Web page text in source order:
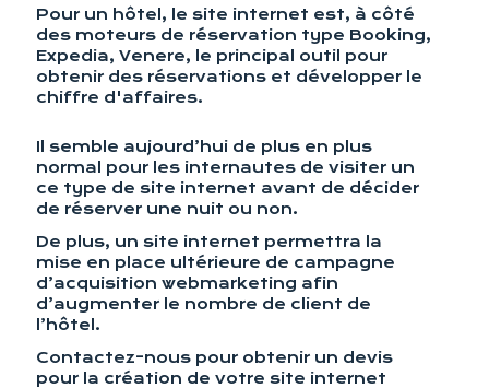
Pour un hôtel, le site internet est, à côté
des moteurs de réservation type Booking,
Expedia, Venere, le principal outil pour
obtenir des réservations et développer le
chiffre d'affaires.
Il semble aujourd’hui de plus en plus
normal pour les internautes de visiter un
ce type de site internet avant de décider
de réserver une nuit ou non.
De plus, un site internet permettra la
mise en place ultérieure de campagne
d’acquisition webmarketing afin
d’augmenter le nombre de client de
l’hôtel.
Contactez-nous pour obtenir un devis
pour la création de votre site internet